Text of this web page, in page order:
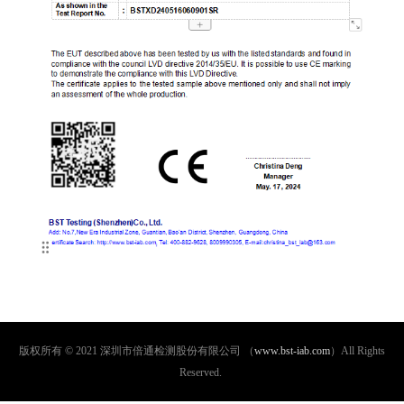
版权所有 © 2021 深圳市倍通检测股份有限公司 （www.bst-iab.com）All Rights
Reserved.